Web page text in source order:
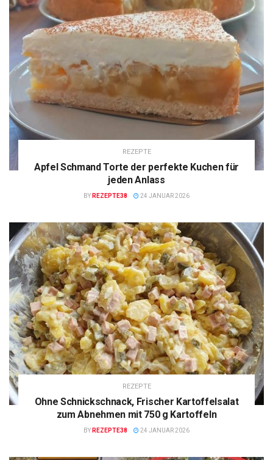
REZEPTE
Apfel Schmand Torte der perfekte Kuchen für
jeden Anlass
BY REZEPTE38 24 JANUAR 2026
REZEPTE
Ohne Schnickschnack, Frischer Kartoffelsalat
zum Abnehmen mit 750 g Kartoffeln
BY REZEPTE38 24 JANUAR 2026